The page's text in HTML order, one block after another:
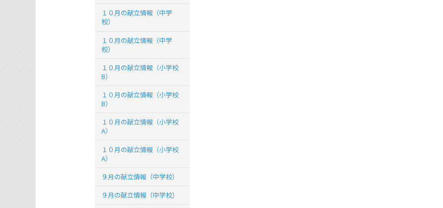
１０月の献立情報（中学
校）
１０月の献立情報（中学
校）
１０月の献立情報（小学校
B）
１０月の献立情報（小学校
B）
１０月の献立情報（小学校
A）
１０月の献立情報（小学校
A）
９月の献立情報（中学校）
９月の献立情報（中学校）